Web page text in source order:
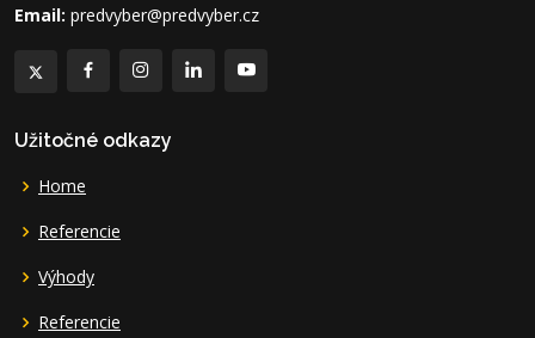
Email: predvyber@predvyber.cz
Užitočné odkazy
Home
Referencie
Výhody
Referencie